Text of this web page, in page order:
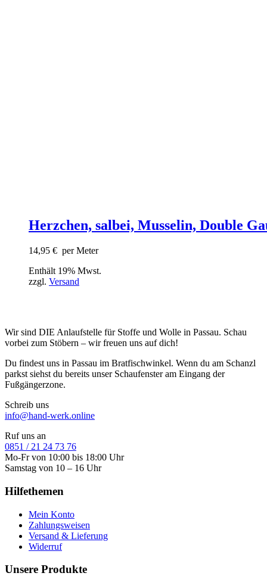
Herzchen, salbei, Musselin, Double
14,95 € per Meter
Enthält 19% Mwst.
zzgl. Versand
Wir sind DIE Anlaufstelle für Stoffe und Wolle in Passau. Schau
vorbei zum Stöbern – wir freuen uns auf dich!
Du findest uns in Passau im Bratfischwinkel. Wenn du am Schanzl
parkst siehst du bereits unser Schaufenster am Eingang der
Fußgängerzone.
Schreib uns
info@hand-werk.online
Ruf uns an
0851 / 21 24 73 76
Mo-Fr von 10:00 bis 18:00 Uhr
Samstag von 10 – 16 Uhr
Hilfethemen
Mein Konto
Zahlungsweisen
Versand & Lieferung
Widerruf
Unsere Produkte